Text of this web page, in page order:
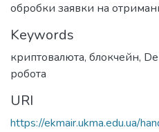
обробки заявки на
Keywords
криптовалюта, блокчейн,
робота
URI
https://ekmair.ukma.edu.ua/